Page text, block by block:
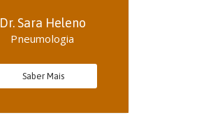
Dr. Sara Heleno
Pneumologia
Saber Mais